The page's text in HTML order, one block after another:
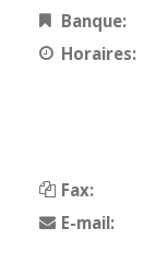
Banque:
Horaires:
Fax:
E-mail: